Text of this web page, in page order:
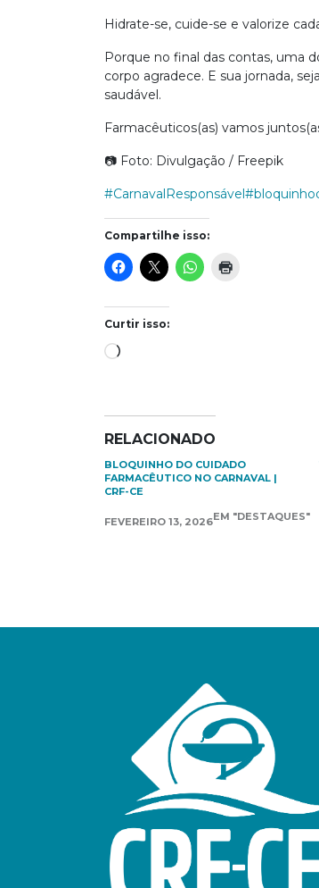
Hidrate-se, cuide-se e valorize
Porque no final das contas, uma
corpo agradece. E sua jornada,
saudável.
Farmacêuticos(as) vamos
📷️ Foto: Divulgação / Freepik
#CarnavalResponsável
Compartilhe isso:
Curtir isso:
Carregando...
RELACIONADO
BLOQUINHO DO CUIDADO
FARMACÊUTICO NO CARNAVAL |
CRF-CE
FEVEREIRO 13, 2026EM "DESTAQUES"